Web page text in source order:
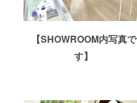
【SHOWROOM内写真で
す】